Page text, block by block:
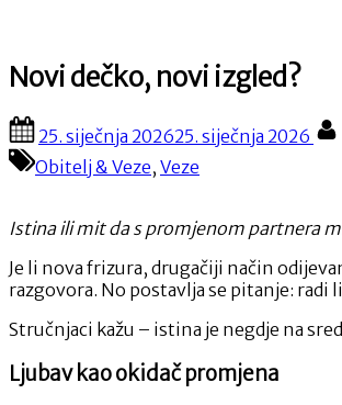
Novi dečko, novi izgled?
Posted
on
25. siječnja 202625. siječnja 2026
Obitelj & Veze, Veze
Istina ili mit da s promjenom partnera
Je li nova frizura, drugačiji način
razgovora. No postavlja se pitanje:
Stručnjaci kažu – istina je negdje na
Ljubav kao okidač promjena